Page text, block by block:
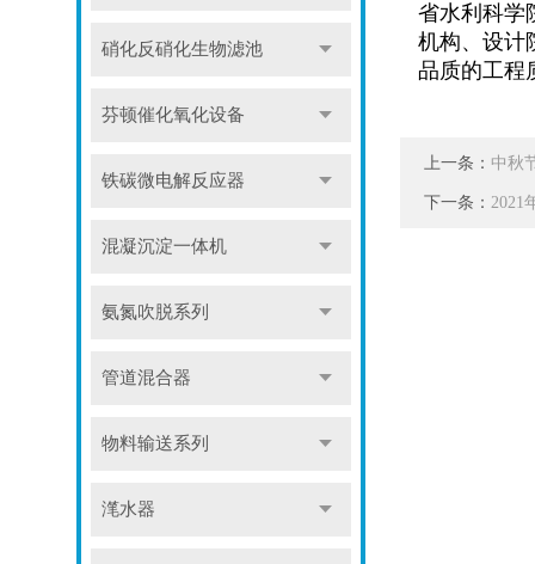
硝化反硝化生物滤池
芬顿催化氧化设备
铁碳微电解反应器
混凝沉淀一体机
氨氮吹脱系列
管道混合器
物料输送系列
滗水器
省水利科学
机构、设计
品质的工程
上一条： 中秋
下一条： 2021